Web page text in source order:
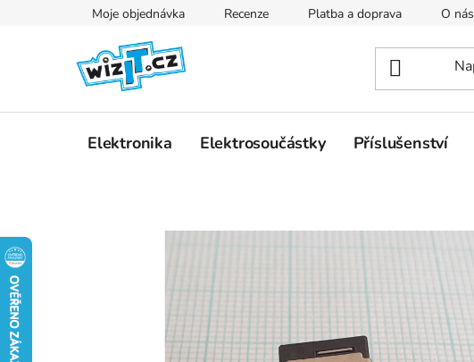
Moje objednávka Recenze Platba a doprava O nás
Elektronika Elektrosoučástky Příslušenství